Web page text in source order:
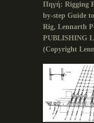
Πηγή: Rigging
by-step Guide
Rig, Lennarth
PUBLISHING
(Copyright